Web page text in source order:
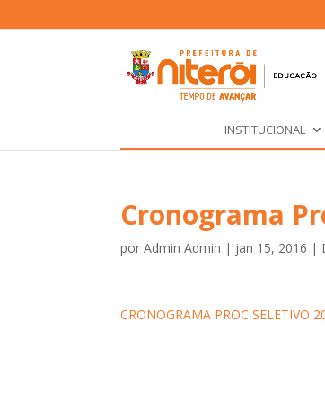
INSTITUCIONAL
Cronograma
porAdmin Admin | jan 15, 2016 |
CRONOGRAMA PROC SELETIVO